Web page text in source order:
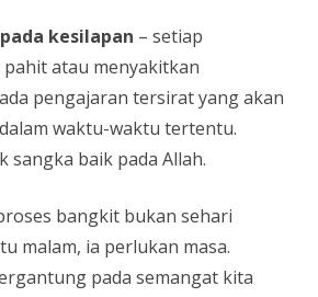
kesilapan – setiap
atau menyakitkan
pengajaran tersirat yang akan
waktu-waktu tertentu.
sangka baik pada Allah.
bangkit bukan sehari
malam, ia perlukan masa.
pada semangat kita